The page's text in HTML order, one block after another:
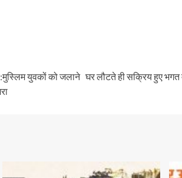
युवकों को जलाने घर लौटते ही सक्रिय हुए भगत